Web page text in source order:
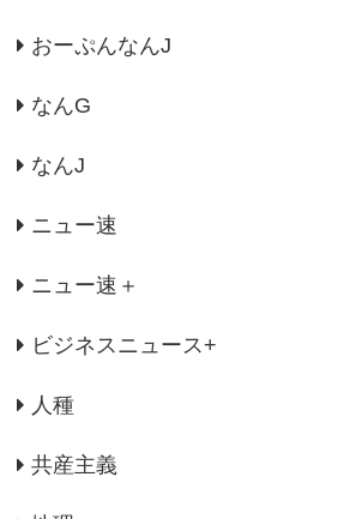
おーぷんなんJ
なんG
なんJ
ニュー速
ニュー速＋
ビジネスニュース+
人種
共産主義